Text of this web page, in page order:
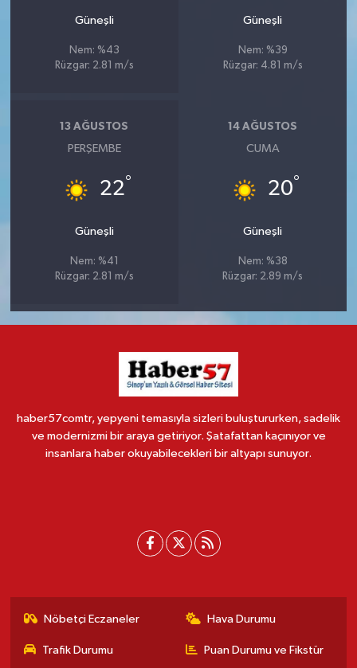
Güneşli
Nem: %43
Rüzgar: 2.81 m/s
Güneşli
Nem: %39
Rüzgar: 4.81 m/s
13 AĞUSTOS
PERŞEMBE
22°
Güneşli
Nem: %41
Rüzgar: 2.81 m/s
14 AĞUSTOS
CUMA
20°
Güneşli
Nem: %38
Rüzgar: 2.89 m/s
haber57comtr, yepyeni temasıyla sizleri buluştururken, sadelik
ve modernizmi bir araya getiriyor. Şatafattan kaçınıyor ve
insanlara haber okuyabilecekleri bir altyapı sunuyor.
Nöbetçi Eczaneler Hava Durumu
Trafik Durumu Puan Durumu ve Fikstür